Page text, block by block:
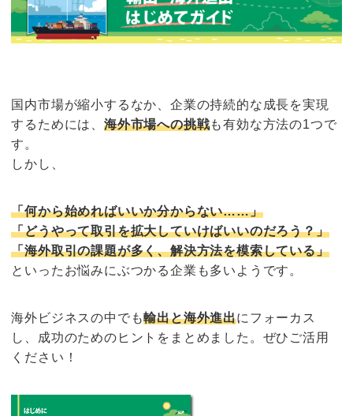
国内市場が縮小するなか、企業の持続的な成長を実現
するためには、海外市場への挑戦も有効な方法の1つで
す。
しかし、
「何から始めればいいか分からない……」
「どうやって取引を拡大していけばいいのだろう？」
「海外取引の課題が多く、解決方法を模索している」
といったお悩みにぶつかる企業も多いようです。
海外ビジネスの中でも輸出と海外進出にフォーカス
し、成功のためのヒントをまとめました。ぜひご活用
ください！